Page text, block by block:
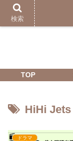
TOP
HiHi Jets
ドラマ
検索